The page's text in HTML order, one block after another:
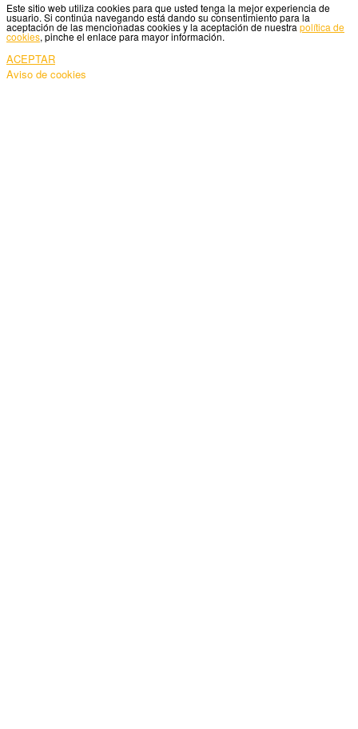
Este sitio web utiliza cookies para que usted tenga la mejor experiencia de
usuario. Si continúa navegando está dando su consentimiento para la
aceptación de las mencionadas cookies y la aceptación de nuestra política de
cookies, pinche el enlace para mayor información.
ACEPTAR
Aviso de cookies